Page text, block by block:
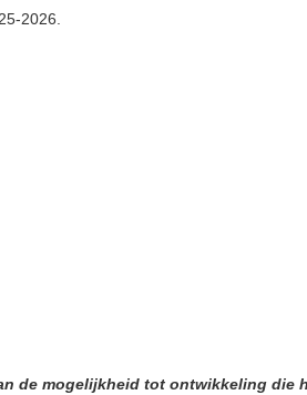
2026.
de mogelijkheid tot ontwikkeling die